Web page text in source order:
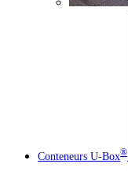
Conteneurs U-Box®